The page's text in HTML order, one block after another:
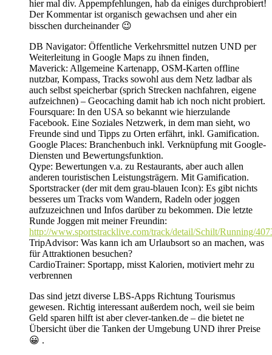
hier mal div. Appempfehlungen, hab da einiges durchprobiert!
Der Kommentar ist organisch gewachsen und aher ein
bisschen durcheinander 😉
DB Navigator: Öffentliche Verkehrsmittel nutzen UND per
Weiterleitung in Google Maps zu ihnen finden,
Maverick: Allgemeine Kartenapp, OSM-Karten offline
nutzbar, Kompass, Tracks sowohl aus dem Netz ladbar als
auch selbst speicherbar (sprich Strecken nachfahren, eigene
aufzeichnen) – Geocaching damit hab ich noch nicht probiert.
Foursquare: In den USA so bekannt wie hierzulande
Facebook. Eine Soziales Netzwerk, in dem man sieht, wo
Freunde sind und Tipps zu Orten erfährt, inkl. Gamification.
Google Places: Branchenbuch inkl. Verknüpfung mit Google-
Diensten und Bewertungsfunktion.
Qype: Bewertungen v.a. zu Restaurants, aber auch allen
anderen touristischen Leistungsträgern. Mit Gamification.
Sportstracker (der mit dem grau-blauen Icon): Es gibt nichts
besseres um Tracks vom Wandern, Radeln oder joggen
aufzuzeichnen und Infos darüber zu bekommen. Die letzte
Runde Joggen mit meiner Freundin:
http://www.sportstracklive.com/track/detail/Schilt/Running/
TripAdvisor: Was kann ich am Urlaubsort so an machen, was
für Attraktionen besuchen?
CardioTrainer: Sportapp, misst Kalorien, motiviert mehr zu
verbrennen
Das sind jetzt diverse LBS-Apps Richtung Tourismus
gewesen. Richtig interessant außerdem noch, weil sie beim
Geld sparen hilft ist aber clever-tanken.de – die bietet ne
Übersicht über die Tanken der Umgebung UND ihrer Preise
😀 .